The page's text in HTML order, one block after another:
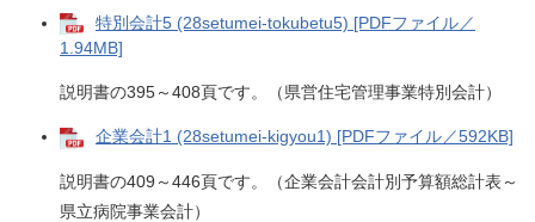
特別会計5 (28setumei-tokubetu5) [PDFファイル／
1.94MB]
説明書の395～408頁です。（県営住宅管理事業特別会計）
企業会計1 (28setumei-kigyou1) [PDFファイル／592KB]
説明書の409～446頁です。（企業会計会計別予算額総計表～
県立病院事業会計）